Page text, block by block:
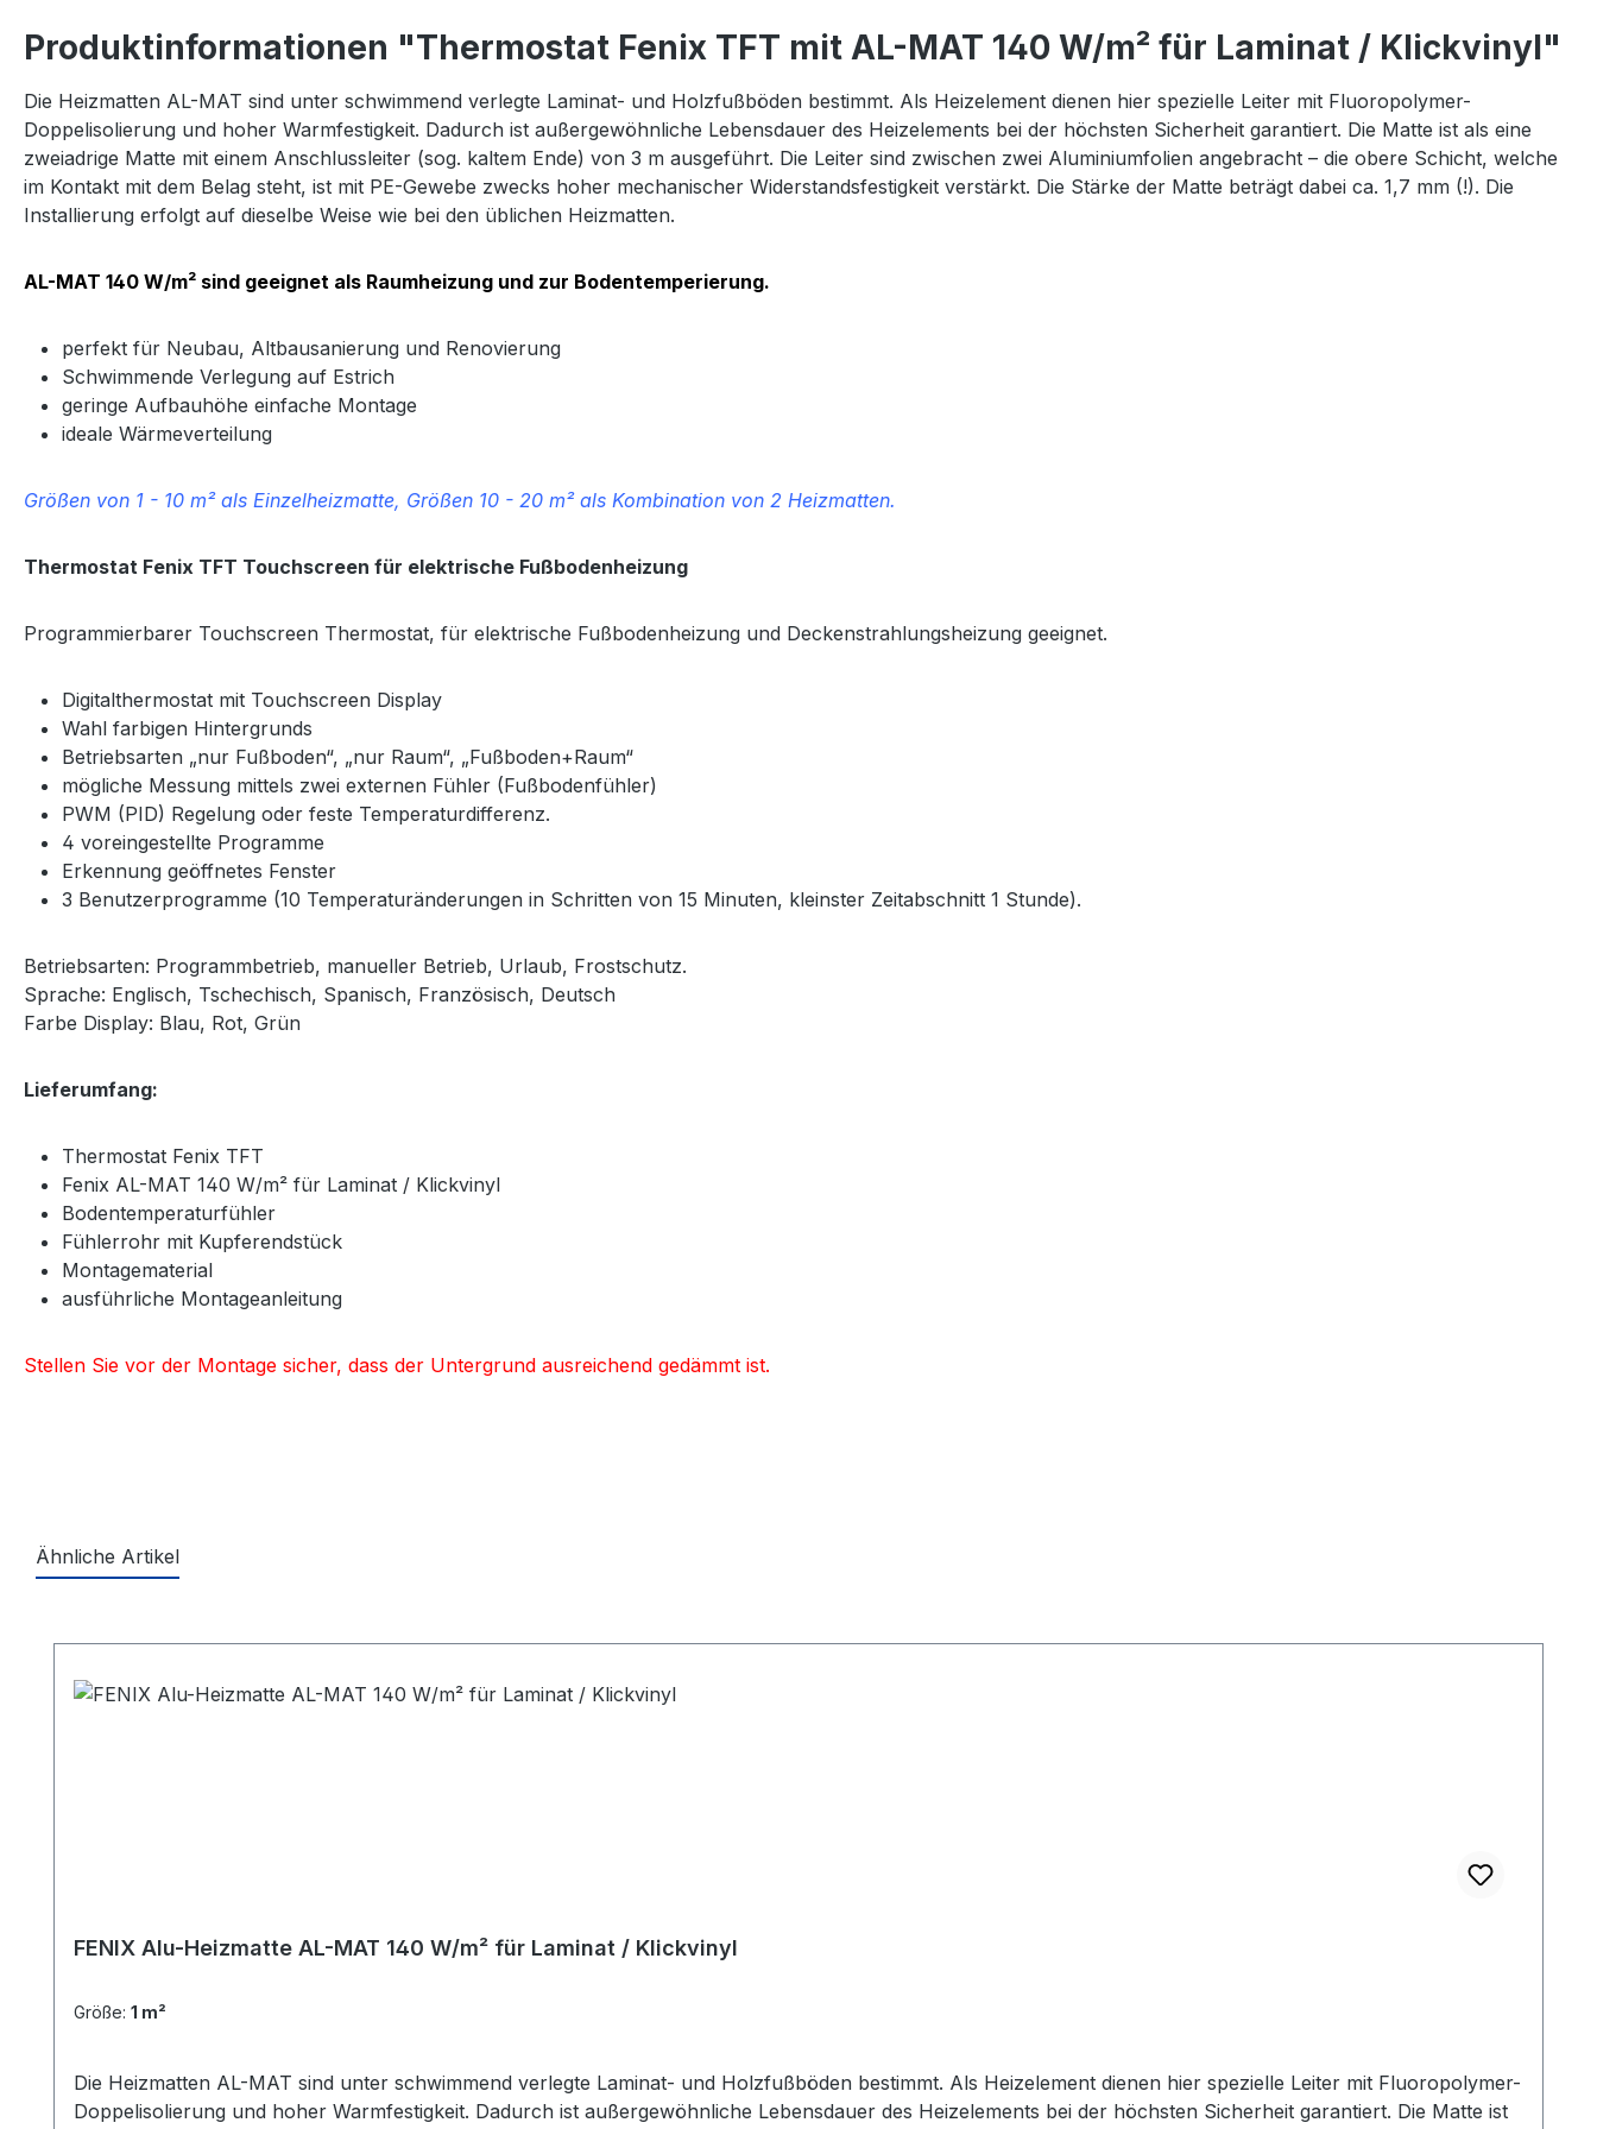
Produktinformationen "Thermostat Fenix TFT mit AL-MAT 140 W/m² für Laminat / Klickvinyl"
Die Heizmatten AL-MAT sind unter schwimmend verlegte Laminat- und Holzfußböden bestimmt. Als Heizelement dienen hier spezielle Leiter mit Fluoropolymer-
Doppelisolierung und hoher Warmfestigkeit. Dadurch ist außergewöhnliche Lebensdauer des Heizelements bei der höchsten Sicherheit garantiert. Die Matte ist als eine
zweiadrige Matte mit einem Anschlussleiter (sog. kaltem Ende) von 3 m ausgeführt. Die Leiter sind zwischen zwei Aluminiumfolien angebracht – die obere Schicht, welche
im Kontakt mit dem Belag steht, ist mit PE-Gewebe zwecks hoher mechanischer Widerstandsfestigkeit verstärkt. Die Stärke der Matte beträgt dabei ca. 1,7 mm (!). Die
Installierung erfolgt auf dieselbe Weise wie bei den üblichen Heizmatten.
AL-MAT 140 W/m² sind geeignet als Raumheizung und zur Bodentemperierung.
perfekt für Neubau, Altbausanierung und Renovierung
Schwimmende Verlegung auf Estrich
geringe Aufbauhöhe einfache Montage
ideale Wärmeverteilung
Größen von 1 - 10 m² als Einzelheizmatte, Größen 10 - 20 m² als Kombination von 2 Heizmatten.
Thermostat Fenix TFT Touchscreen für elektrische Fußbodenheizung
Programmierbarer Touchscreen Thermostat, für elektrische Fußbodenheizung und Deckenstrahlungsheizung geeignet.
Digitalthermostat mit Touchscreen Display
Wahl farbigen Hintergrunds
Betriebsarten „nur Fußboden“, „nur Raum“, „Fußboden+Raum“
mögliche Messung mittels zwei externen Fühler (Fußbodenfühler)
PWM (PID) Regelung oder feste Temperaturdifferenz.
4 voreingestellte Programme
Erkennung geöffnetes Fenster
3 Benutzerprogramme (10 Temperaturänderungen in Schritten von 15 Minuten, kleinster Zeitabschnitt 1 Stunde).
Betriebsarten: Programmbetrieb, manueller Betrieb, Urlaub, Frostschutz.
Sprache: Englisch, Tschechisch, Spanisch, Französisch, Deutsch
Farbe Display: Blau, Rot, Grün
Lieferumfang:
Thermostat Fenix TFT
Fenix AL-MAT 140 W/m² für Laminat / Klickvinyl
Bodentemperaturfühler
Fühlerrohr mit Kupferendstück
Montagematerial
ausführliche Montageanleitung
Stellen Sie vor der Montage sicher, dass der Untergrund ausreichend gedämmt ist.
Ähnliche Artikel
FENIX Alu-Heizmatte AL-MAT 140 W/m² für Laminat / Klickvinyl
Größe: 1 m²
Die Heizmatten AL-MAT sind unter schwimmend verlegte Laminat- und Holzfußböden bestimmt. Als Heizelement dienen hier spezielle Leiter mit Fluoropolymer-
Doppelisolierung und hoher Warmfestigkeit. Dadurch ist außergewöhnliche Lebensdauer des Heizelements bei der höchsten Sicherheit garantiert. Die Matte ist